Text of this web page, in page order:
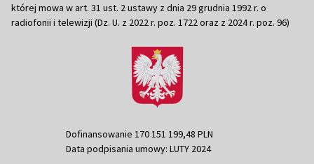
której mowa w art. 31 ust. 2 ustawy z dnia 29 grudnia 1992 r. o
radiofonii i telewizji (Dz. U. z 2022 r. poz. 1722 oraz z 2024 r. poz. 96)
Dofinansowanie 170 151 199,48 PLN
Data podpisania umowy: LUTY 2024